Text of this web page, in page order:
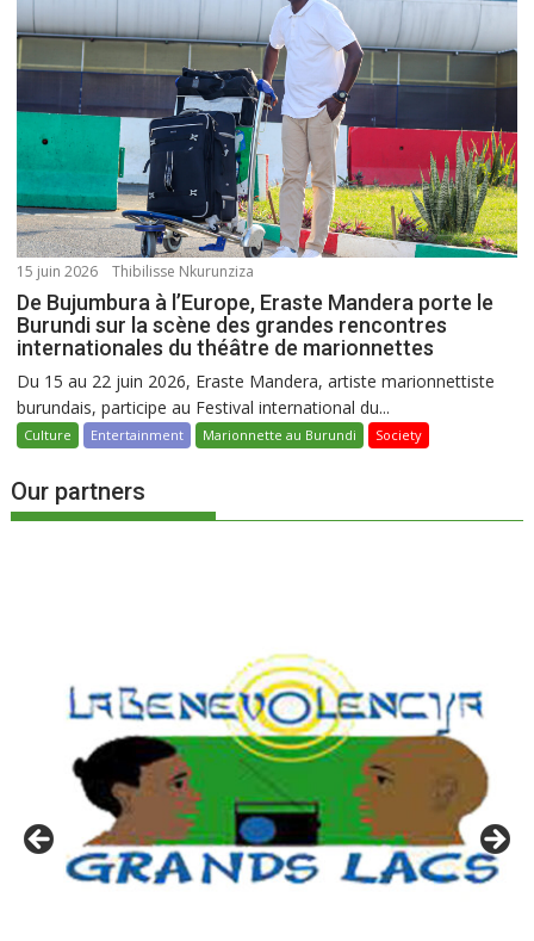
15 juin 2026 Thibilisse Nkurunziza
De Bujumbura à l’Europe, Eraste Mandera porte le
Burundi sur la scène des grandes rencontres
internationales du théâtre de marionnettes
Du 15 au 22 juin 2026, Eraste Mandera, artiste marionnettiste
burundais, participe au Festival international du...
Culture Entertainment Marionnette au Burundi Society
Our partners